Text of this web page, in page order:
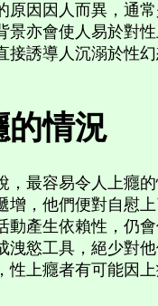
因人而異，通常
景亦會使人易於對
接誘導人沉溺於性幻
的情況
容易令人上癮的
增，他們便對自慰
動產生依賴性，仍
洩慾工具，絕少對
性上癮者有可能因